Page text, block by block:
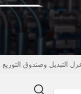
التبديل وصندوق التوزيع